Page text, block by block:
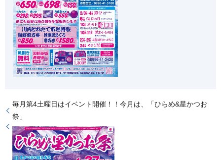
毎月第4土曜日はイベント開催！！今月は、「ひらめ&星かつお
祭」